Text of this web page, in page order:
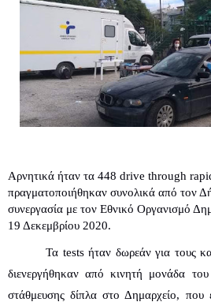
Αρνητικά ήταν τα 448 drive through
πραγματοποιήθηκαν συνολικά από τον
συνεργασία με τον Εθνικό Οργανισμό
19 Δεκεμβρίου 2020.
Τα tests ήταν δωρεάν για τους
διενεργήθηκαν από κινητή μονάδα
στάθμευσης δίπλα στο Δημαρχείο, που